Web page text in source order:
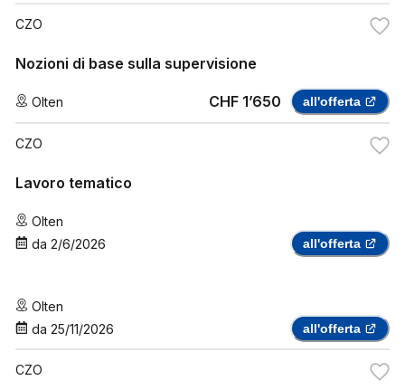
CZO
Nozioni di base sulla supervisione
Olten CHF 1’650 all'offerta
CZO
Lavoro tematico
Olten
da 2/6/2026 all'offerta
Olten
da 25/11/2026 all'offerta
CZO